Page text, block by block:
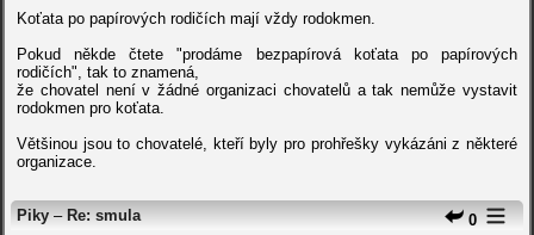
Koťata po papírových rodičích mají vždy rodokmen.
Pokud někde čtete "prodáme bezpapírová koťata po papírových
rodičích", tak to znamená,
že chovatel není v žádné organizaci chovatelů a tak nemůže vystavit
rodokmen pro koťata.
Většinou jsou to chovatelé, kteří byly pro prohřešky vykázáni z některé
organizace.
0
Piky – Re: smula